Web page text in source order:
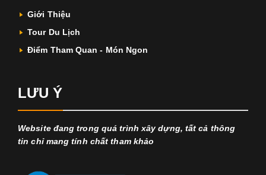
Giới Thiệu
Tour Du Lịch
Điểm Tham Quan - Món Ngon
LƯU Ý
Website đang trong quá trình xây dựng, tất cả thông
tin chỉ mang tính chất tham khảo